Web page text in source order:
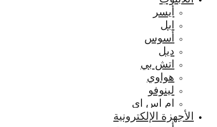
أيسر
ابل
أسوس
ديل
اتش بي
هواوي
لينوفو
ام اس اي
الأجهزة الإلكترونية